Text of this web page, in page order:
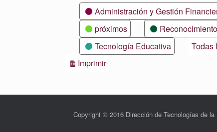
CategoríasAdministración y Gestión
próximos
Tecnología Educativa
Todas
ImprimirVistas
Copyright © 2016 Dirección de Tecnologías de